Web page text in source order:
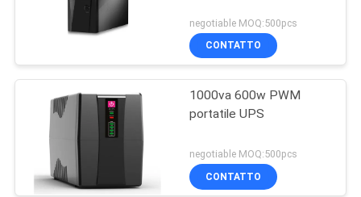
negotiable MOQ:500pcs
CONTATTO
1000va 600w PWM
portatile UPS
negotiable MOQ:500pcs
CONTATTO